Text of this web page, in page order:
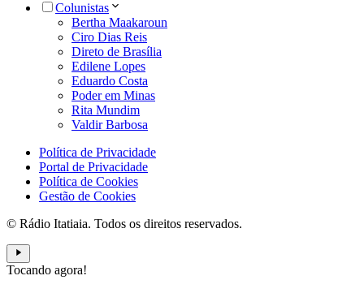
Colunistas
Bertha Maakaroun
Ciro Dias Reis
Direto de Brasília
Edilene Lopes
Eduardo Costa
Poder em Minas
Rita Mundim
Valdir Barbosa
Política de Privacidade
Portal de Privacidade
Política de Cookies
Gestão de Cookies
© Rádio Itatiaia. Todos os direitos reservados.
Tocando agora!